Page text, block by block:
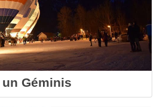
Géminis